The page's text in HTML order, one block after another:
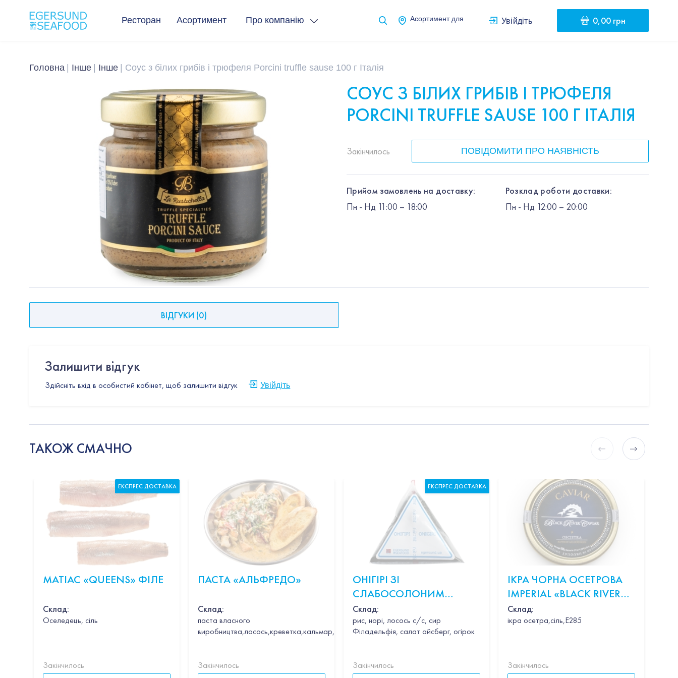
Ресторан Асортимент Про компанію Асортимент для Увійдіть 0,00 грн
Головна Інше Інше Соус з білих грибів і трюфеля Porcini truffle sause 100 г Італія
СОУС З БІЛИХ ГРИБІВ І ТРЮФЕЛЯ
PORCINI TRUFFLE SAUSE 100 Г ІТАЛІЯ
Закінчилось ПОВІДОМИТИ ПРО НАЯВНІСТЬ
Прийом замовлень на доставку:
Пн - Нд 11:00 – 18:00
Розклад роботи доставки:
Пн - Нд 12:00 – 20:00
ВІДГУКИ (0)
Залишити відгук
Здійсніть вхід в особистий кабінет, щоб залишити відгук Увійдіть
ТАКОЖ СМАЧНО
МАТІАС «QUEENS» ФІЛЕ
Склад:
Оселедець, сіль
Закінчилось
ЕКСПРЕС ДОСТАВКА
ПАСТА «АЛЬФРЕДО»
Склад:
паста власного
виробництва,лосось,креветка,кальмар,гребінець,часник,вино,петрушка,вершки,пармезан,базилік
Закінчилось
ОНІГІРІ ЗІ
СЛАБОСОЛОНИМ
ЛОСОСЕМ
Склад:
рис, норі, лосось с/с, сир
Філадельфія, салат айсберг, огірок
Закінчилось
ЕКСПРЕС ДОСТАВКА
ІКРА ЧОРНА ОСЕТРОВА
IMPERIAL «BLACK RIVER
CAVIAR OSCIETRA» 100Г
Склад:
ікра осетра,сіль,Е285
Закінчилось